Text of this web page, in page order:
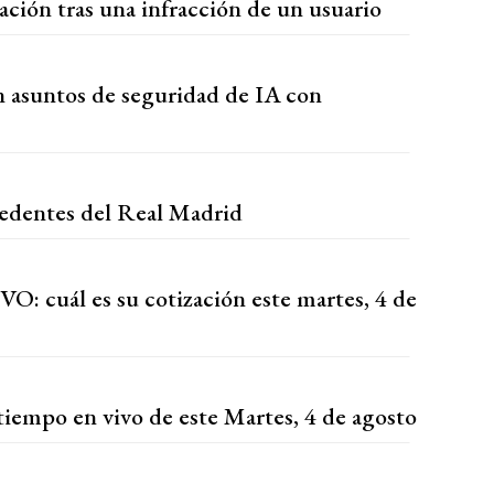
tras una infracción de un usuario
de seguridad de IA con
del Real Madrid
cuál es su cotización este martes, 4 de
en vivo de este Martes, 4 de agosto